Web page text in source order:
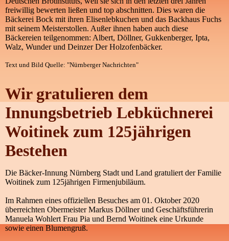
freiwillig bewerten ließen und top abschnitten. Dies waren die
Bäckerei Bock mit ihren Elisenlebkuchen und das Backhaus Fuchs
mit seinem Meisterstollen. Außer ihnen haben auch diese
Bäckereien teilgenommen: Albert, Döllner, Gukkenberger, Ipta,
Walz, Wunder und Deinzer Der Holzofenbäcker.
Text und Bild Quelle: "Nürnberger Nachrichten"
Wir gratulieren dem
Innungsbetrieb Lebküchnerei
Woitinek zum 125jährigen
Bestehen
Die Bäcker-Innung Nürnberg Stadt und Land gratuliert der Familie
Woitinek zum 125jährigen Firmenjubiläum.
Im Rahmen eines offiziellen Besuches am 01. Oktober 2020
überreichten Obermeister Markus Döllner und Geschäftsführerin
Manuela Wohlert Frau Pia und Bernd Woitinek eine Urkunde
sowie einen Blumengruß.